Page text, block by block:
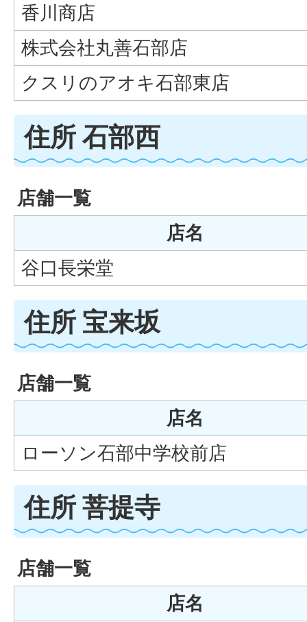
香川商店
株式会社丸善石部店
クスリのアオキ石部東店
住所 石部西
店舗一覧
店名
谷口長栄堂
住所 宝来坂
店舗一覧
店名
ローソン石部中学校前店
住所 菩提寺
店舗一覧
店名